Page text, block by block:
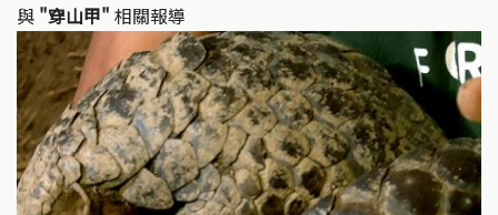
與 "穿山甲" 相關報導